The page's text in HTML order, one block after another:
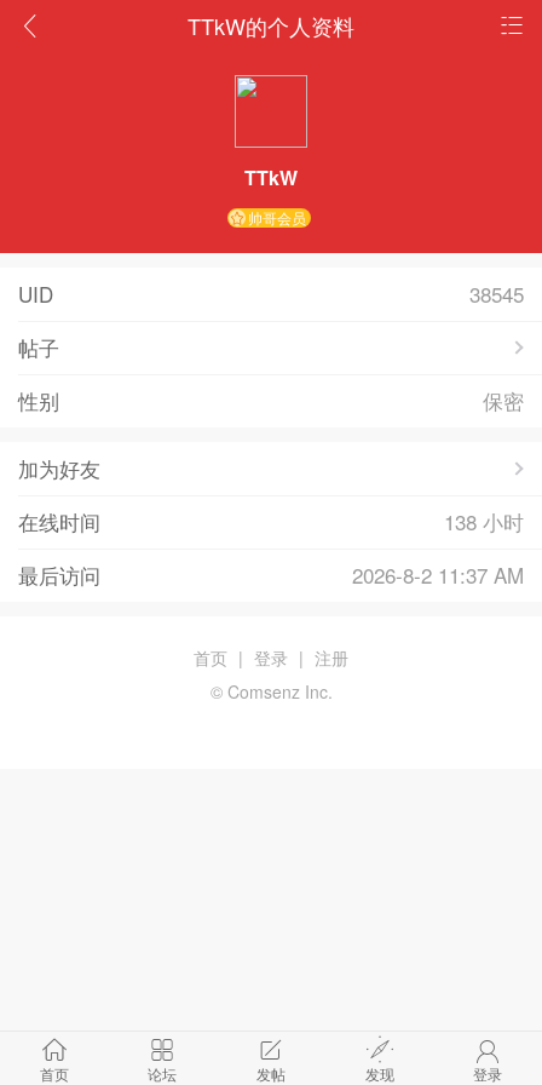
TTkW的个人资料
TTkW
帅哥会员
UID
38545
帖子
性别
保密
加为好友
在线时间
138 小时
最后访问
2026-8-2 11:37 AM
首页 论坛 发帖 发现 登录
首页 | 登录 | 注册
© Comsenz Inc.